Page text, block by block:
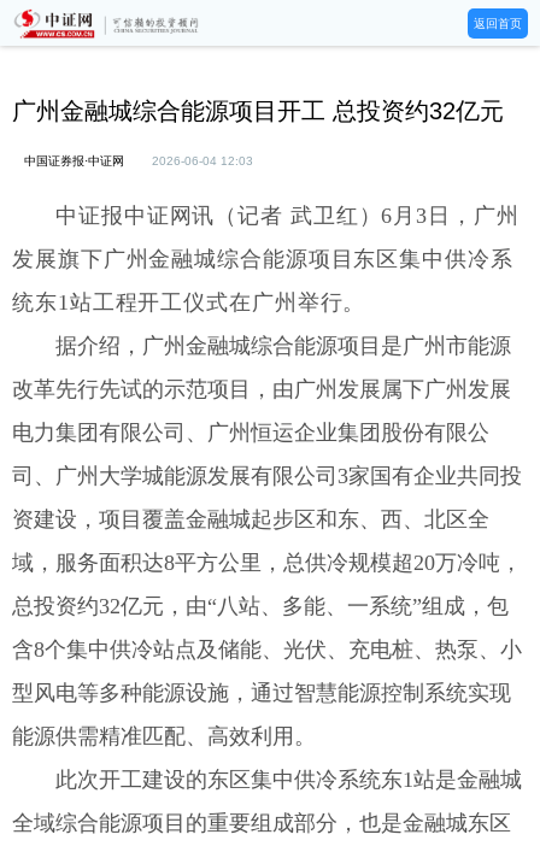
返回首页
广州金融城综合能源项目开工 总投资约32亿元
中国证券报·中证网 2026-06-04 12:03
中证报中证网讯（记者 武卫红）6月3日，广州
发展旗下广州金融城综合能源项目东区集中供冷系
统东1站工程开工仪式在广州举行。
据介绍，广州金融城综合能源项目是广州市能源
改革先行先试的示范项目，由广州发展属下广州发展
电力集团有限公司、广州恒运企业集团股份有限公
司、广州大学城能源发展有限公司3家国有企业共同投
资建设，项目覆盖金融城起步区和东、西、北区全
域，服务面积达8平方公里，总供冷规模超20万冷吨，
总投资约32亿元，由“八站、多能、一系统”组成，包
含8个集中供冷站点及储能、光伏、充电桩、热泵、小
型风电等多种能源设施，通过智慧能源控制系统实现
能源供需精准匹配、高效利用。
此次开工建设的东区集中供冷系统东1站是金融城
全域综合能源项目的重要组成部分，也是金融城东区